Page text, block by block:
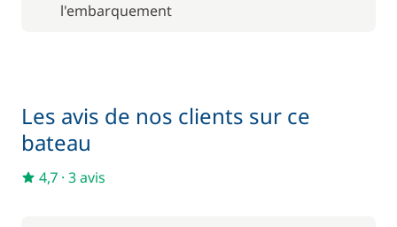
Pack Confort
Parking Voitures
l'embarquement
Les avis de nos clients sur ce
bateau
4,7 · 3 avis